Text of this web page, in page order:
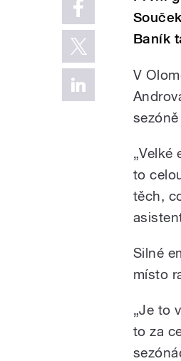
Baník
V
„Velké
to
těch,
Silné
místo
„Je to
to za